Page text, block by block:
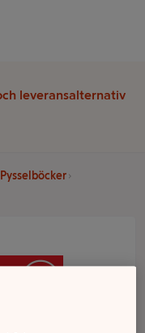
leveransalternativ
Pysselböcker